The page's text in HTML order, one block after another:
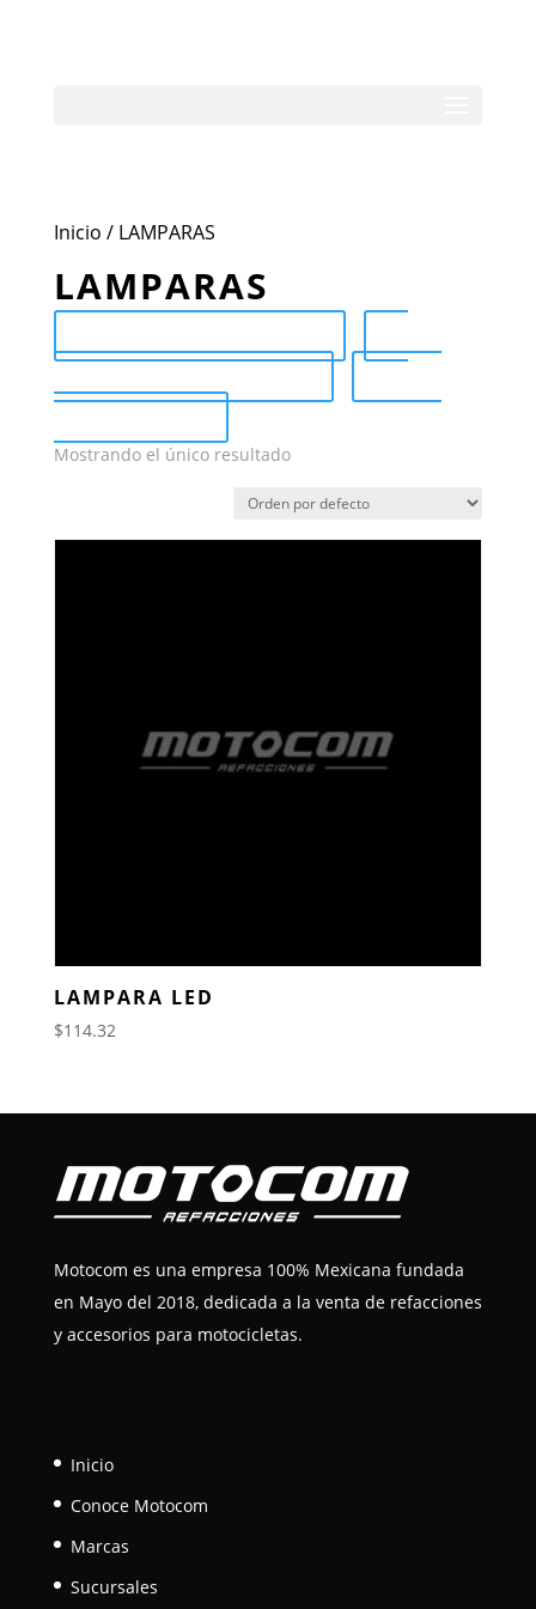
Inicio / LAMPARAS
LAMPARAS
Mostrando el único resultado
LAMPARA LED
$114.32
Motocom es una empresa 100% Mexicana fundada
en Mayo del 2018, dedicada a la venta de refacciones
y accesorios para motocicletas.
Inicio
Conoce Motocom
Marcas
Sucursales